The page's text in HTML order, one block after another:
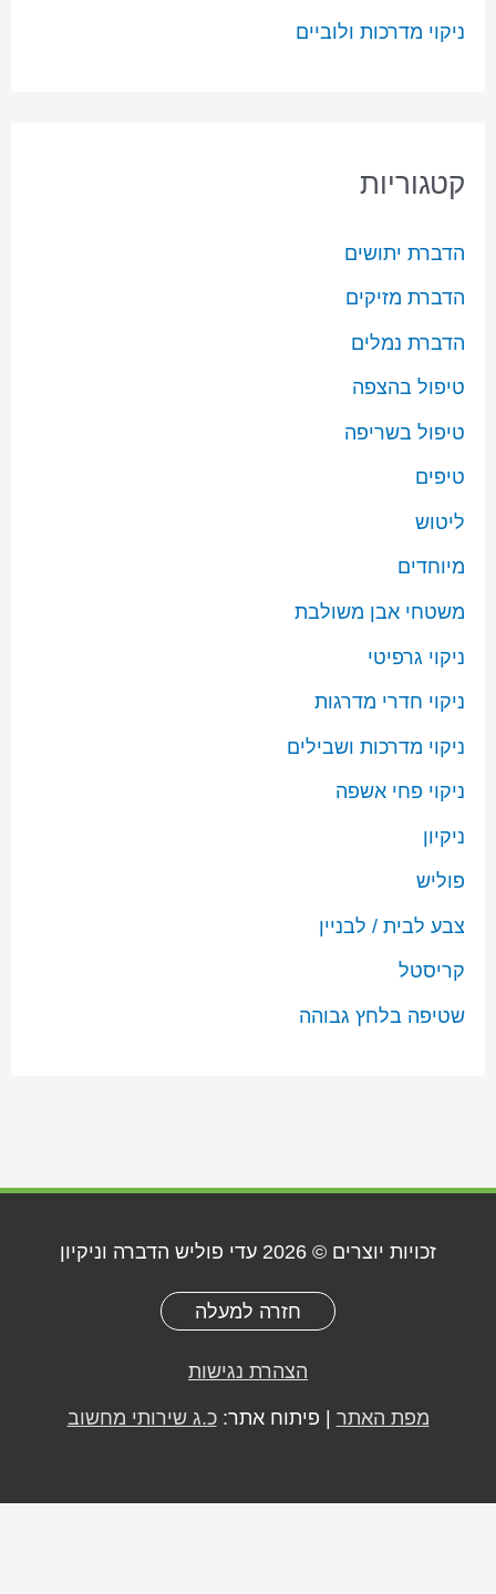
ניקוי מדרכות ולוביים
קטגוריות
הדברת יתושים
הדברת מזיקים
הדברת נמלים
טיפול בהצפה
טיפול בשריפה
טיפים
ליטוש
מיוחדים
משטחי אבן משולבת
ניקוי גרפיטי
ניקוי חדרי מדרגות
ניקוי מדרכות ושבילים
ניקוי פחי אשפה
ניקיון
פוליש
צבע לבית / לבניין
קריסטל
שטיפה בלחץ גבוהה
זכויות יוצרים © 2026 עדי פוליש הדברה וניקיון
חזרה למעלה
הצהרת נגישות
מפת האתר | פיתוח אתר:כ.ג שירותי מחשוב